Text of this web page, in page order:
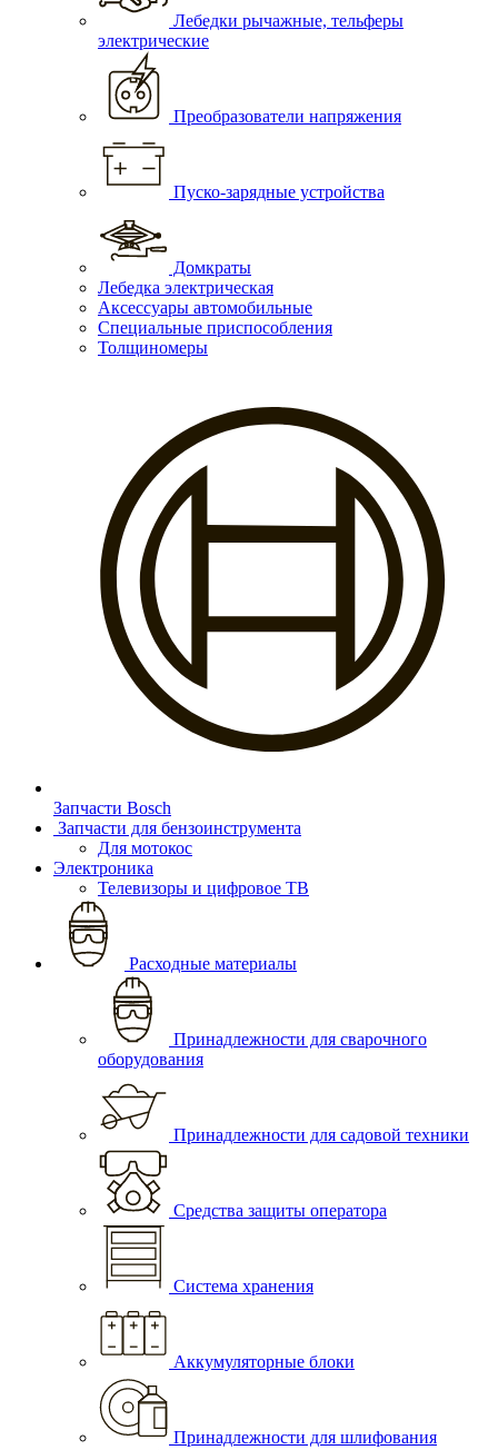
Лебедки рычажные, тельферы
электрические
Преобразователи напряжения
Пуско-зарядные устройства
Домкраты
Лебедка электрическая
Аксессуары автомобильные
Специальные приспособления
Толщиномеры
Запчасти Bosch
Запчасти для бензоинструмента
Для мотокос
Электроника
Телевизоры и цифровое ТВ
Расходные материалы
Принадлежности для сварочного
оборудования
Принадлежности для садовой техники
Средства защиты оператора
Система хранения
Аккумуляторные блоки
Принадлежности для шлифования